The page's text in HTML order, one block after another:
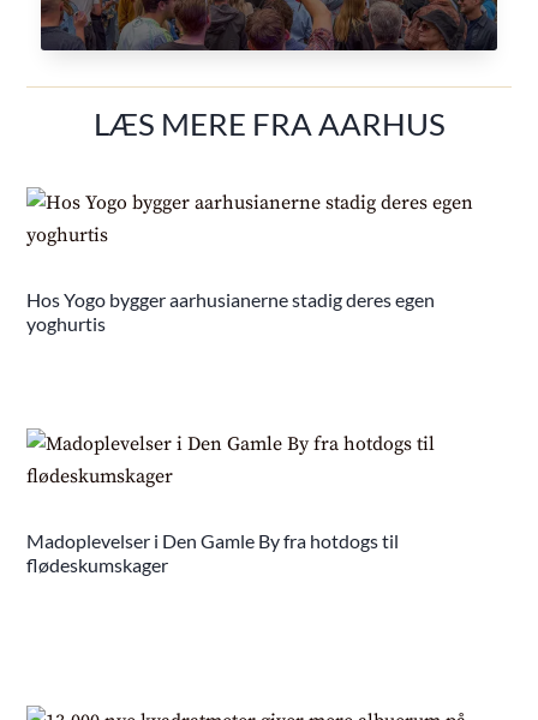
LÆS MERE FRA AARHUS
Hos Yogo bygger aarhusianerne stadig deres egen
yoghurtis
Madoplevelser i Den Gamle By fra hotdogs til
flødeskumskager